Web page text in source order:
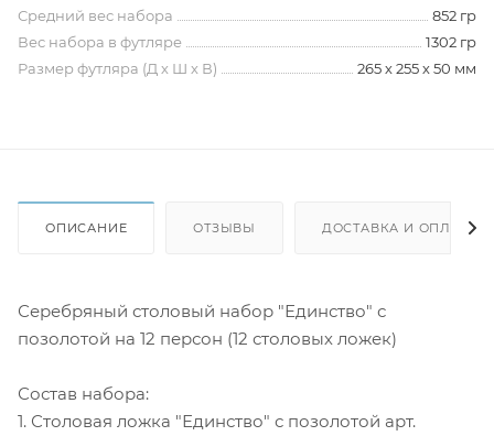
Средний вес набора
852 гр
Вес набора в футляре
1302 гр
Размер футляра (Д х Ш х В)
265 х 255 х 50 мм
ОПИСАНИЕ ОТЗЫВЫ ДОСТАВКА И ОПЛАТА
Серебряный столовый набор "Единство" с
позолотой на 12 персон (12 столовых ложек)
Состав набора:
1. Столовая ложка "Единство" с позолотой арт.